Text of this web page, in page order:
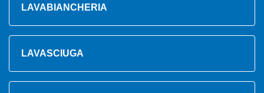
LAVABIANCHERIA
LAVASCIUGA